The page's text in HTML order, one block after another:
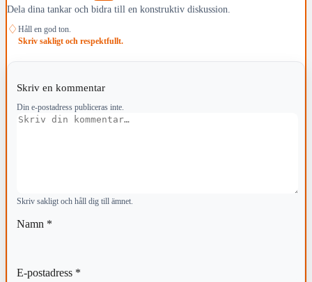
Dela dina tankar och bidra till en konstruktiv diskussion.
♢ Håll en god ton.
Skriv sakligt och respektfullt.
Skriv en kommentar
Din e-postadress publiceras inte.
Kommentar
Skriv sakligt och håll dig till ämnet.
Namn *
E-postadress *